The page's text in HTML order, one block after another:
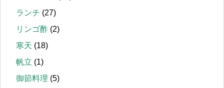
ランチ (27)
リンゴ酢 (2)
寒天 (18)
帆立 (1)
御節料理 (5)